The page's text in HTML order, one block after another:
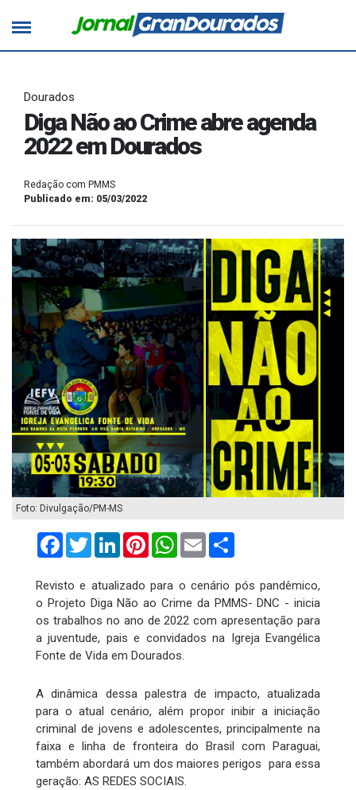
Dourados
Diga Não ao Crime abre agenda
2022 em Dourados
Redação com PMMS
Publicado em: 05/03/2022
Foto: Divulgação/PM-MS
FacebookTwitterLinkedInPinterestWhatsApp
Email
Revisto e atualizado para o cenário pós pandêmico,
o Projeto Diga Não ao Crime da PMMS- DNC - inicia
os trabalhos no ano de 2022 com apresentação para
a juventude, pais e convidados na Igreja Evangélica
Fonte de Vida em Dourados.
A dinâmica dessa palestra de impacto, atualizada
para o atual cenário, além propor inibir a iniciação
criminal de jovens e adolescentes, principalmente na
faixa e linha de fronteira do Brasil com Paraguai,
também abordará um dos maiores perigos para essa
geração: AS REDES SOCIAIS.